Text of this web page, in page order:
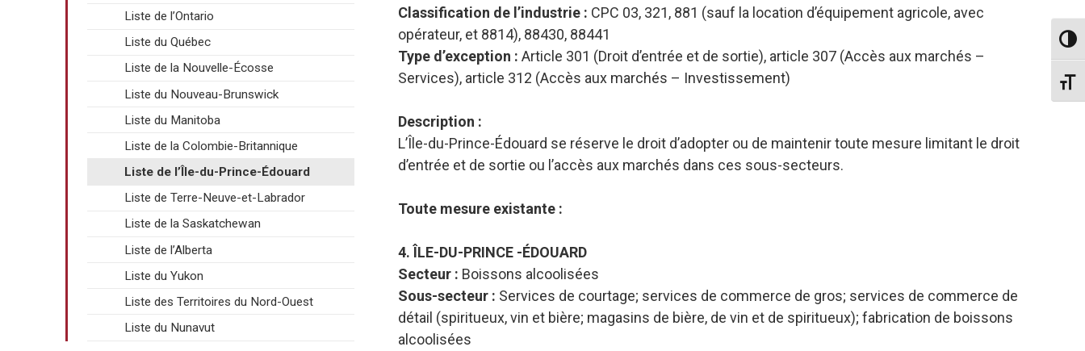
Classification de l’industrie : CPC 03, 321, 881 (sauf la location d’équipement agricole, avec
opérateur, et 8814), 88430, 88441
Type d’exception : Article 301 (Droit d’entrée et de sortie), article 307 (Accès aux marchés –
Services), article 312 (Accès aux marchés – Investissement)
Description :
L’Île-du-Prince-Édouard se réserve le droit d’adopter ou de maintenir toute mesure limitant le droit
d’entrée et de sortie ou l’accès aux marchés dans ces sous-secteurs.
Toute mesure existante :
4. ÎLE-DU-PRINCE -ÉDOUARD
Secteur : Boissons alcoolisées
Sous-secteur : Services de courtage; services de commerce de gros; services de commerce de
détail (spiritueux, vin et bière; magasins de bière, de vin et de spiritueux); fabrication de boissons
alcoolisées
Liste de l’Ontario
Liste du Québec
Liste de la Nouvelle-Écosse
Liste du Nouveau-Brunswick
Liste du Manitoba
Liste de la Colombie-Britannique
Liste de l’Île-du-Prince-Édouard
Liste de Terre-Neuve-et-Labrador
Liste de la Saskatchewan
Liste de l’Alberta
Liste du Yukon
Liste des Territoires du Nord-Ouest
Liste du Nunavut